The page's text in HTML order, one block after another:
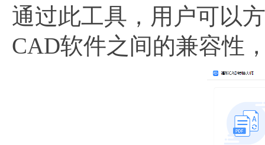
通过此工具，用户可以
CAD软件之间的兼容性